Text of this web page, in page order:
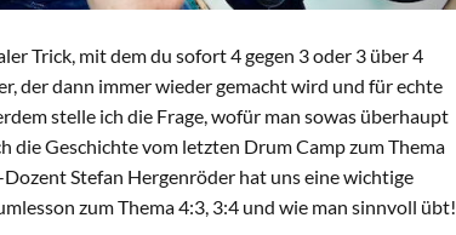
Trick, mit dem du sofort 4 gegen 3 oder 3 über 4
der dann immer wieder gemacht wird und für echte
stelle ich die Frage, wofür man sowas überhaupt
die Geschichte vom letzten Drum Camp zum Thema
Stefan Hergenröder hat uns eine wichtige
zum Thema 4:3, 3:4 und wie man sinnvoll übt!